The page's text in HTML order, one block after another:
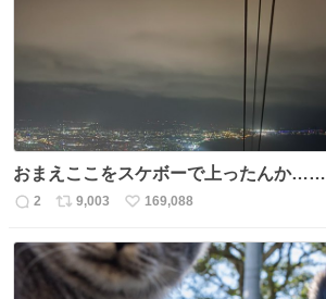
おまえここをスケボーで上ったんか……
返
数
2
リ
ス
ト
9,003
い
ね
数
169,088